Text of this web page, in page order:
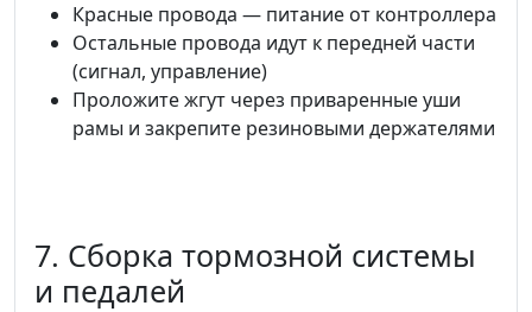
Красные провода — питание от контроллера
Остальные провода идут к передней части
(сигнал, управление)
Проложите жгут через приваренные уши
рамы и закрепите резиновыми держателями
7. Сборка тормозной системы
и педалей